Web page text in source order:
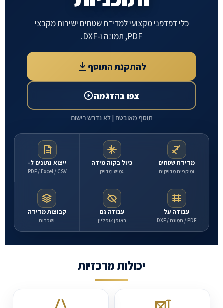
ייעוץ
כלי דפדפני מקצועי למדידת שטחים ישירות מקבצי
PDF, תמונה ו-DXF.
להתקנת התוסף
צפו בהדגמה
תוסף מאובטח | לא נדרש רישום
מדידת שטחים
ומיקפים מדויקים
כיול בקנה מידה
גמיש ומדויק
ייצוא נתונים ל-
PDF / Excel / CSV
עבודה על
PDF / תמונה / DXF
עבודה גם
באופן אופליין
קבוצות מדידה
ושכבות
יכולות מרכזיות